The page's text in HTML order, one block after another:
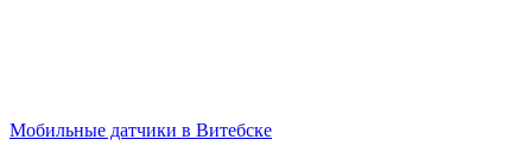
Мобильные датчики в Витебске